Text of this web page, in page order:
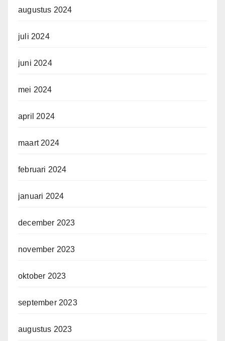
augustus 2024
juli 2024
juni 2024
mei 2024
april 2024
maart 2024
februari 2024
januari 2024
december 2023
november 2023
oktober 2023
september 2023
augustus 2023